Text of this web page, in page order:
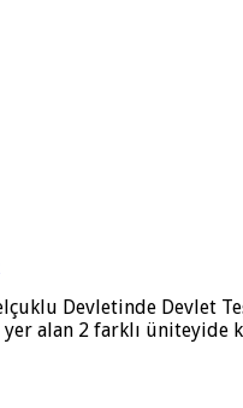
Devletinde Devlet
alan 2 farklı üniteyide